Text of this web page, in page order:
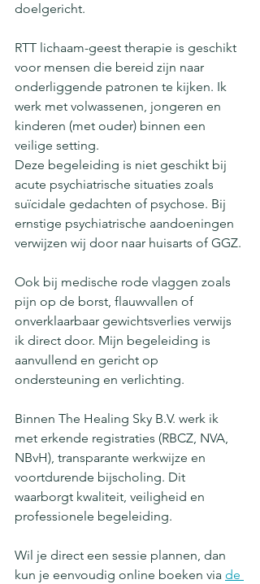
doelgericht.
RTT lichaam-geest therapie is geschikt
voor mensen die bereid zijn naar
onderliggende patronen te kijken. Ik
werk met volwassenen, jongeren en
kinderen (met ouder) binnen een
veilige setting.
Deze begeleiding is niet geschikt bij
acute psychiatrische situaties zoals
suïcidale gedachten of psychose. Bij
ernstige psychiatrische aandoeningen
verwijzen wij door naar huisarts of GGZ.
Ook bij medische rode vlaggen zoals
pijn op de borst, flauwvallen of
onverklaarbaar gewichtsverlies verwijs
ik direct door. Mijn begeleiding is
aanvullend en gericht op
ondersteuning en verlichting.
Binnen The Healing Sky B.V. werk ik
met erkende registraties (RBCZ, NVA,
NBvH), transparante werkwijze en
voortdurende bijscholing. Dit
waarborgt kwaliteit, veiligheid en
professionele begeleiding.
Wil je direct een sessie plannen, dan
kun je eenvoudig online boeken via de